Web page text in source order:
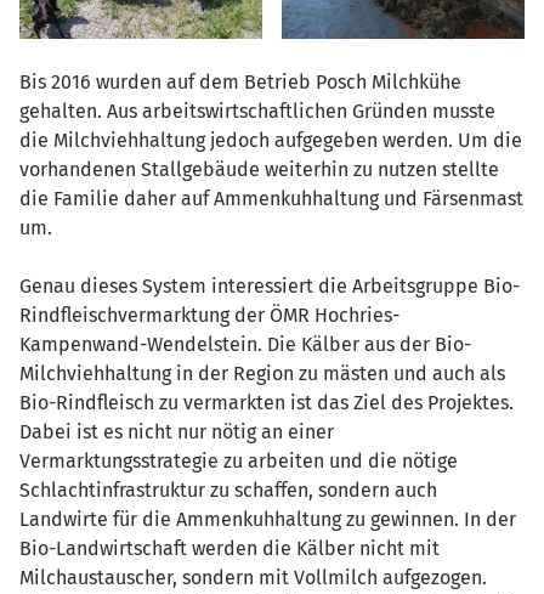
Bis 2016 wurden auf dem Betrieb Posch Milchkühe
gehalten. Aus arbeitswirtschaftlichen Gründen musste
die Milchviehhaltung jedoch aufgegeben werden. Um die
vorhandenen Stallgebäude weiterhin zu nutzen stellte
die Familie daher auf Ammenkuhhaltung und Färsenmast
um.
Genau dieses System interessiert die Arbeitsgruppe Bio-
Rindfleischvermarktung der ÖMR Hochries-
Kampenwand-Wendelstein. Die Kälber aus der Bio-
Milchviehhaltung in der Region zu mästen und auch als
Bio-Rindfleisch zu vermarkten ist das Ziel des Projektes.
Dabei ist es nicht nur nötig an einer
Vermarktungsstrategie zu arbeiten und die nötige
Schlachtinfrastruktur zu schaffen, sondern auch
Landwirte für die Ammenkuhhaltung zu gewinnen. In der
Bio-Landwirtschaft werden die Kälber nicht mit
Milchaustauscher, sondern mit Vollmilch aufgezogen.